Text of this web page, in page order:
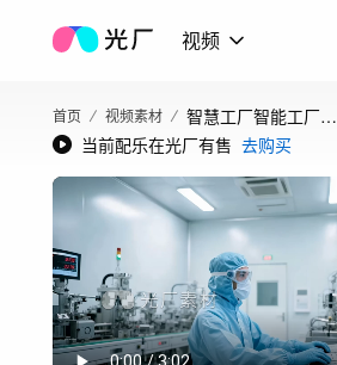
视频
首页 视频素材
智慧工厂智能工厂智
能制造工业4.0制造
当前配乐在光厂有售 去购买